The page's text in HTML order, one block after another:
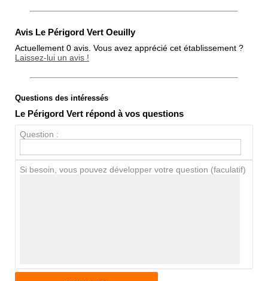
Avis Le Périgord Vert Oeuilly
Actuellement 0 avis. Vous avez apprécié cet établissement ?
Laissez-lui un avis !
Note globale
Questions des intéressés
Le Périgord Vert répond à vos questions
Question :
Si besoin, vous pouvez développer votre question (faculatif)